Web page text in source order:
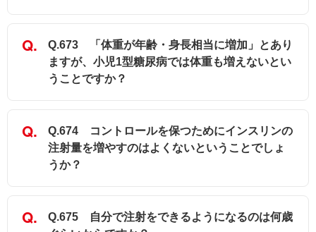
Q.673 「体重が年齢・身長相当に増加」とあり
ますが、小児1型糖尿病では体重も増えないとい
うことですか？
Q.674 コントロールを保つためにインスリンの
注射量を増やすのはよくないということでしょ
うか？
Q.675 自分で注射をできるようになるのは何歳